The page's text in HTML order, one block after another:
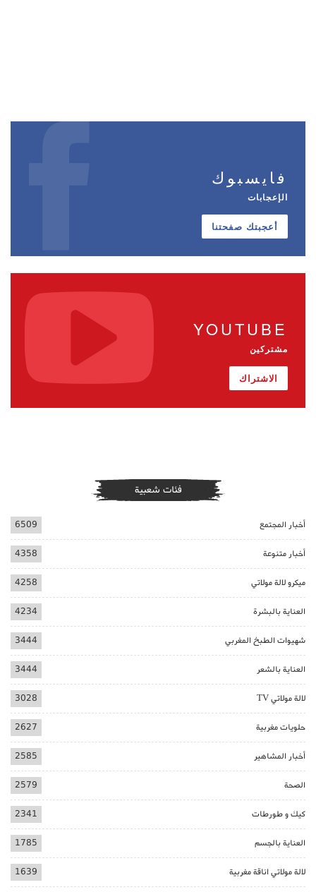
فايسبوك
الإعجابات
أعجبتك صفحتنا
YOUTUBE
مشتركين
الاشتراك
فئات شعبية
أخبار المجتمع 6509
أخبار متنوعة 4358
ميكرو لالة مولاتي 4258
العناية بالبشرة 4234
شهيوات الطبخ المغربي 3444
العناية بالشعر 3444
لالة مولاتي TV 3028
حلويات مغربية 2627
أخبار المشاهير 2585
الصحة 2579
كيك و طورطات 2341
العناية بالجسم 1785
لالة مولاتي اناقة مغربية 1639